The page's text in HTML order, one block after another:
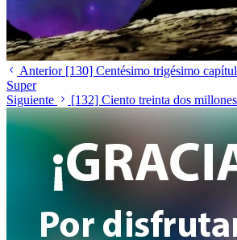
Anterior [130] Centésimo trigésimo
Super
Siguiente
[132] Ciento treinta dos